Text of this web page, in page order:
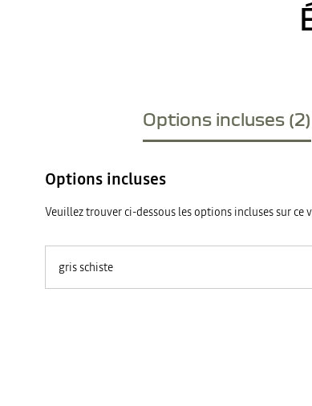
Options incluses (2)
Options incluses
Veuillez trouver ci-dessous les options incluses sur ce
gris schiste